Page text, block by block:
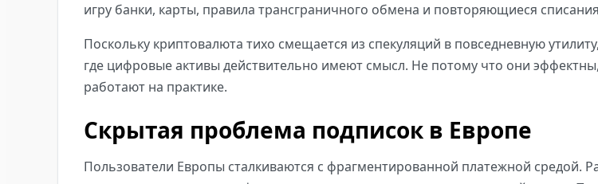
игру банки, карты, правила трансграничного обмена и повторяющиеся
Поскольку криптовалюта тихо смещается из спекуляций в повседневную
где цифровые активы действительно имеют смысл. Не потому что они
работают на практике.
Скрытая проблема подписок в Европе
Пользователи Европы сталкиваются с фрагментированной платежной средой.